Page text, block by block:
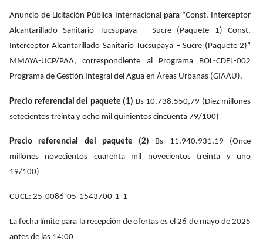
Anuncio de Licitación Pública Internacional para “Const. Interceptor
Alcantarillado Sanitario Tucsupaya – Sucre (Paquete 1) Const.
Interceptor Alcantarillado Sanitario Tucsupaya – Sucre (Paquete 2)”
MMAYA-UCP/PAA, correspondiente al Programa BOL-CDEL-002
Programa de Gestión Integral del Agua en Áreas Urbanas (GIAAU).
Precio referencial del paquete (1) Bs 10.738.550,79 (Diez millones
setecientos treinta y ocho mil quinientos cincuenta 79/100)
Precio referencial del paquete (2) Bs 11.940.931,19 (Once
millones novecientos cuarenta mil novecientos treinta y uno
19/100)
CUCE: 25-0086-05-1543700-1-1
La fecha límite para la recepción de ofertas es el 26 de mayo de 2025
antes de las 14:00